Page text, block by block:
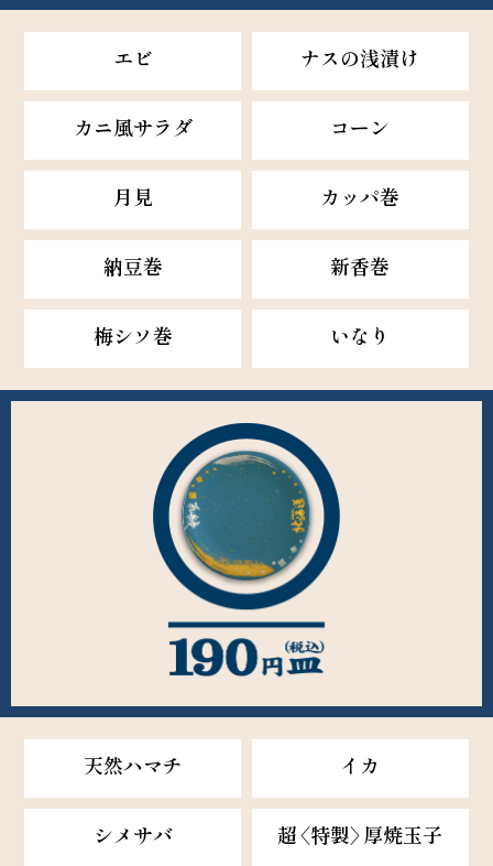
エビ ナスの浅漬け
カニ風サラダ コーン
月見 カッパ巻
納豆巻 新香巻
梅シソ巻 いなり
天然ハマチ イカ
シメサバ 超〈特製〉厚焼玉子